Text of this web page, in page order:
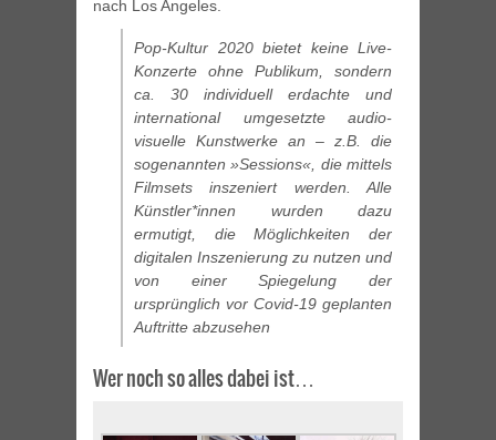
nach Los Angeles.
Pop-Kultur 2020 bietet keine Live-
Konzerte ohne Publikum, sondern
ca. 30 individuell erdachte und
international umgesetzte audio-
visuelle Kunstwerke an – z.B. die
sogenannten »Sessions«, die mittels
Filmsets inszeniert werden. Alle
Künstler*innen wurden dazu
ermutigt, die Möglichkeiten der
digitalen Inszenierung zu nutzen und
von einer Spiegelung der
ursprünglich vor Covid-19 geplanten
Auftritte abzusehen
Wer noch so alles dabei ist…